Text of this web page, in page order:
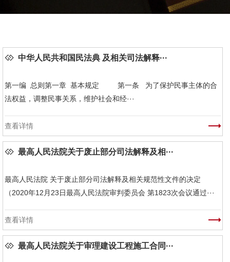
中华人民共和国民法典 及相关司法解释···
第一编 总则第一章 基本规定 第一条 为了保护民事主体的合
法权益，调整民事关系，维护社会和经···
查看详情
最高人民法院关于废止部分司法解释及相···
最高人民法院 关于废止部分司法解释及相关规范性文件的决定
（2020年12月23日最高人民法院审判委员会 第1823次会议通过···
查看详情
最高人民法院关于审理建设工程施工合同···